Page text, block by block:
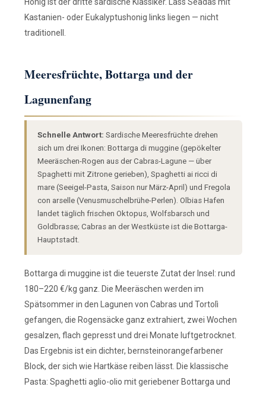
Kastanien- oder Eukalyptushonig links liegen — nicht
traditionell.
Meeresfrüchte, Bottarga und der
Lagunenfang
Schnelle Antwort: Sardische Meeresfrüchte drehen
sich um drei Ikonen: Bottarga di muggine (gepökelter
Meeräschen-Rogen aus der Cabras-Lagune — über
Spaghetti mit Zitrone gerieben), Spaghetti ai ricci di
mare (Seeigel-Pasta, Saison nur März-April) und Fregola
con arselle (Venusmuschelbrühe-Perlen). Olbias Hafen
landet täglich frischen Oktopus, Wolfsbarsch und
Goldbrasse; Cabras an der Westküste ist die Bottarga-
Hauptstadt.
Bottarga di muggine ist die teuerste Zutat der Insel: rund
180–220 €/kg ganz. Die Meeräschen werden im
Spätsommer in den Lagunen von Cabras und Tortolì
gefangen, die Rogensäcke ganz extrahiert, zwei Wochen
gesalzen, flach gepresst und drei Monate luftgetrocknet.
Das Ergebnis ist ein dichter, bernsteinorangefarbener
Block, der sich wie Hartkäse reiben lässt. Die klassische
Pasta: Spaghetti aglio-olio mit geriebener Bottarga und